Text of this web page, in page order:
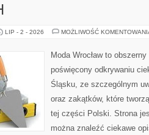
LIP - 2 - 2026 MOŻLIWOŚĆ
Moda Wrocław to
poświęcony odkrywaniu
Śląsku, ze szczególnym
oraz zakątków, które
tej części Polski. Strona
można znaleźć ciekawe